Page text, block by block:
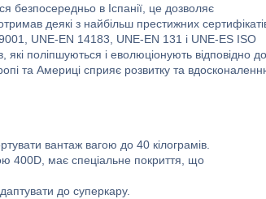
безпосередньо в Іспанії, це дозволяє
деякі з найбільш престижних
UNE-EN 14183, UNE-EN 131 і UNE-ES ISO
які поліпшуються і еволюціонують відповідно до
та Америці сприяє розвитку та
вантаж вагою до 40 кілограмів.
400D, має спеціальне покриття, що
до суперкару.